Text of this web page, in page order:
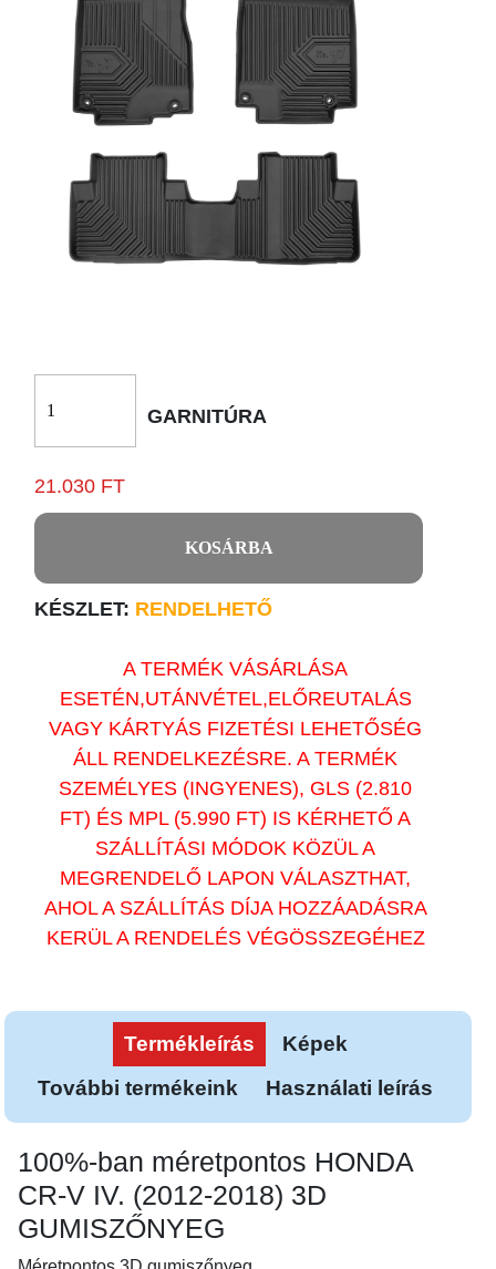
GARNITÚRA
21.030 FT
KOSÁRBA
KÉSZLET: RENDELHETŐ
A TERMÉK VÁSÁRLÁSA
ESETÉN,UTÁNVÉTEL,ELŐREUTALÁS
VAGY KÁRTYÁS FIZETÉSI LEHETŐSÉG
ÁLL RENDELKEZÉSRE. A TERMÉK
SZEMÉLYES (INGYENES), GLS (2.810
FT) ÉS MPL (5.990 FT) IS KÉRHETŐ A
SZÁLLÍTÁSI MÓDOK KÖZÜL A
MEGRENDELŐ LAPON VÁLASZTHAT,
AHOL A SZÁLLÍTÁS DÍJA HOZZÁADÁSRA
KERÜL A RENDELÉS VÉGÖSSZEGÉHEZ
Termékleírás
Képek
További termékeink
Használati leírás
100%-ban méretpontos HONDA
CR-V IV. (2012-2018) 3D
GUMISZŐNYEG